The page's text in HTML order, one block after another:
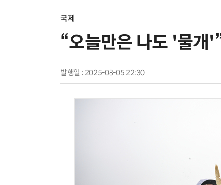
국제
“오늘만은 나도 '물개
발행일 : 2025-08-05 22:30